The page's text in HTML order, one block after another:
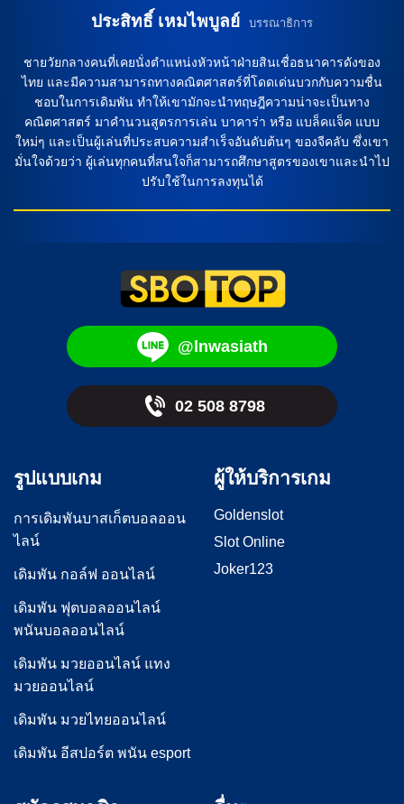
ประสิทธิ์ เหมไพบูลย์ บรรณาธิการ
ชายวัยกลางคนที่เคยนั่งตำแหน่งหัวหน้าฝ่ายสินเชื่อธนาคารดังของ
ไทย และมีความสามารถทางคณิตศาสตร์ที่โดดเด่นบวกกับความชื่น
ชอบในการเดิมพัน ทำให้เขามักจะนำทฤษฎีความน่าจะเป็นทาง
คณิตศาสตร์ มาคำนวนสูตรการเล่น บาคาร่า หรือ แบล็คแจ็ค แบบ
ใหม่ๆ และเป็นผู้เล่นที่ประสบความสำเร็จอันดับต้นๆ ของจีคลับ ซึ่งเขา
มั่นใจด้วยว่า ผู้เล่นทุกคนที่สนใจก็สามารถศึกษาสูตรของเขาและนำไป
ปรับใช้ในการลงทุนได้
@lnwasiath
02 508 8798
รูปแบบเกม
การเดิมพันบาสเก็ตบอลออน
ไลน์
เดิมพัน กอล์ฟ ออนไลน์
เดิมพัน ฟุตบอลออนไลน์
พนันบอลออนไลน์
เดิมพัน มวยออนไลน์ แทง
มวยออนไลน์
เดิมพัน มวยไทยออนไลน์
เดิมพัน อีสปอร์ต พนัน esport
ผู้ให้บริการเกม
Goldenslot
Slot Online
Joker123